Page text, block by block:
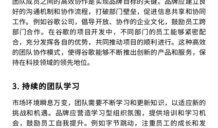
团队成员之间的高效协作是实现品牌目标的关键。品牌应建立良
好的沟通机制和协作流程，打破部门壁垒，促进信息共享和协同
工作。例如谷歌公司，倡导开放、协作的企业文化，鼓励员工跨
部门合作。在谷歌的项目开发中，不同部门的员工能够紧密配
合，充分发挥各自的优势，共同推动项目的顺利进行。这种高效
的团队协作模式，使得谷歌能够不断推出创新的产品和服务，保
持在科技领域的领先地位。
3. 持续的团队学习
市场环境瞬息万变，团队需要不断学习和更新知识，以适应新的
挑战和机遇。品牌应营造学习型组织氛围，提供培训和学习机
会，鼓励员工自我提升。例如字节跳动，注重员工的成长和发